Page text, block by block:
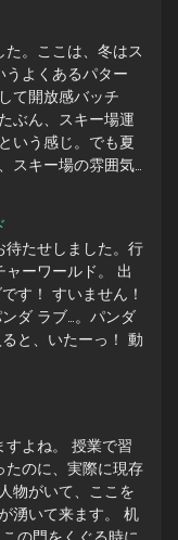
た。ここは、冬はス
うよくあるパター
て開放感バッチ
ぶん、スキー場運
いう感じ。でも夏
スキー場の雰囲気…
待たせしました。行
ャーワールド。 出
す！ すいません！
ダ ラブ…。パンダ
と、いたーっ！ 動
すよね。 授業で習
たのに、実際に現存
物がいて、ここを
湧いて来ます。 机